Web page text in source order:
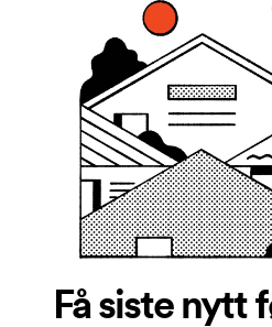
Få siste nytt